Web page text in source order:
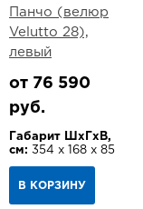
Панчо (велюр
Velutto 28),
левый
от 76 590
руб.
Габарит ШхГхВ,
см: 354 х 168 х 85
В КОРЗИНУ